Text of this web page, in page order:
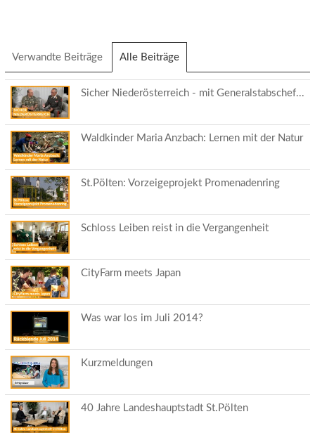
Verwandte Beiträge Alle Beiträge
Reiter)
Sicher Niederösterreich - mit Generalstabschef...
Waldkinder Maria Anzbach: Lernen mit der Natur
St.Pölten: Vorzeigeprojekt Promenadenring
Schloss Leiben reist in die Vergangenheit
CityFarm meets Japan
Was war los im Juli 2014?
Kurzmeldungen
40 Jahre Landeshauptstadt St.Pölten